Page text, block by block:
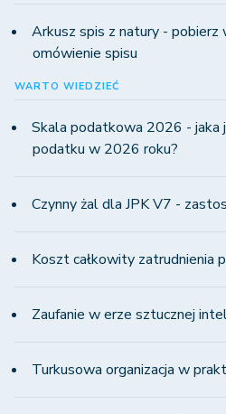
Arkusz spis z natury - pobierz
omówienie spisu
WARTO WIEDZIEĆ
Skala podatkowa 2026 -
podatku w 2026 roku?
Czynny żal dla JPK V7 -
Koszt całkowity zatrudnienia
Zaufanie w erze sztucznej
Turkusowa organizacja w